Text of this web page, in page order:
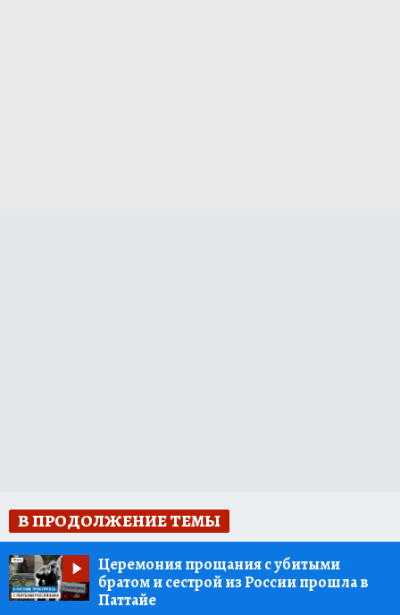
В ПРОДОЛЖЕНИЕ ТЕМЫ
Церемония прощания с убитыми
братом и сестрой из России прошла в
Паттайе